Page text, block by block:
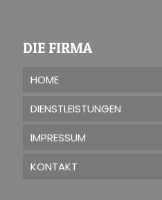
DIE FIRMA
HOME
DIENSTLEISTUNGEN
IMPRESSUM
KONTAKT